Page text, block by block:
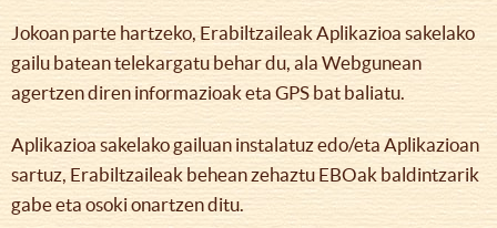
Jokoan parte hartzeko, Erabiltzaileak Aplikazioa sakelako
gailu batean telekargatu behar du, ala Webgunean
agertzen diren informazioak eta GPS bat baliatu.
Aplikazioa sakelako gailuan instalatuz edo/eta Aplikazioan
sartuz, Erabiltzaileak behean zehaztu EBOak baldintzarik
gabe eta osoki onartzen ditu.